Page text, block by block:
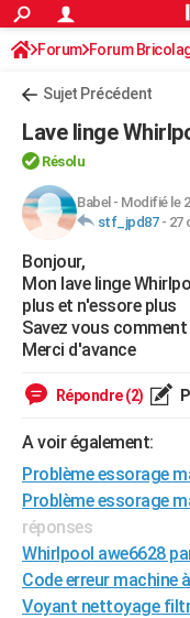
ACTUALITÉS
Politique
Société
Faits Divers
Education
Monde
Villes
+
Programme TV
TNTStreaming
Cinéma
Sorties cinéma
Musique
+FINANCE
Retraite
Impôts
Epargne
Immobilier
Risques naturels par ville
Banque
Assurance
Crédit
AUTO
Mobiles
Meilleur smartphone
Internet
Ordinateurs
Jeux vidéo
Guide high-tech
+BRICOLAGE
Forum
Aménagement intérieur
Extérieur
Cuisine
Salle de bains
Jardinage
Rangement
WEEK-END
Guides de France
Escapades
Patrimoine
Expositions
Musées
Week-end nature
LIFESTYLE
Alimentation
Guide de la santé
Maladies
Médicaments
Sommeil
VOYAGE
PHOTO
GUIDES D'ACHAT
BONS PLANS
Forum Forum
Sujet Précédent
Lave linge
Résolu
Babel - Modifié le
stf_jpd87- 27
Bonjour,
Mon lave linge
plus et n'essore plus
Savez vous
Merci d'avance
Répondre (2)
A voir également:
Problème essorage
Problème essorage
réponses
Whirlpool awe6628
Code erreur machine
Voyant nettoyage